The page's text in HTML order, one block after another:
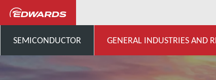
SEMICONDUCTOR GENERAL INDUSTRIES AND